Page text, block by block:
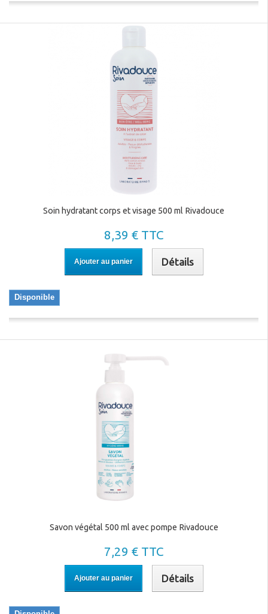
Soin hydratant corps et visage 500 ml Rivadouce
8,39 € TTC
Ajouter au panier Détails
Disponible
Savon végétal 500 ml avec pompe Rivadouce
7,29 € TTC
Ajouter au panier Détails